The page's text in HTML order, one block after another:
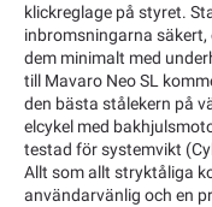
klickreglage på styret.
inbromsningarna
dem minimalt med underhåll. Ekrarna som Cannondale
till Mavaro Neo SL
den bästa stålekern på
elcykel med
testad för systemvikt
Allt som allt stryktåliga
användarvänlig och en